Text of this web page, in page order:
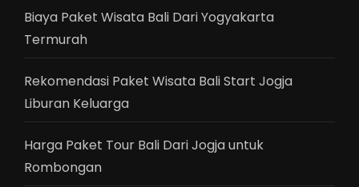
Biaya Paket Wisata Bali Dari Yogyakarta
Termurah
Rekomendasi Paket Wisata Bali Start Jogja
Liburan Keluarga
Harga Paket Tour Bali Dari Jogja untuk
Rombongan